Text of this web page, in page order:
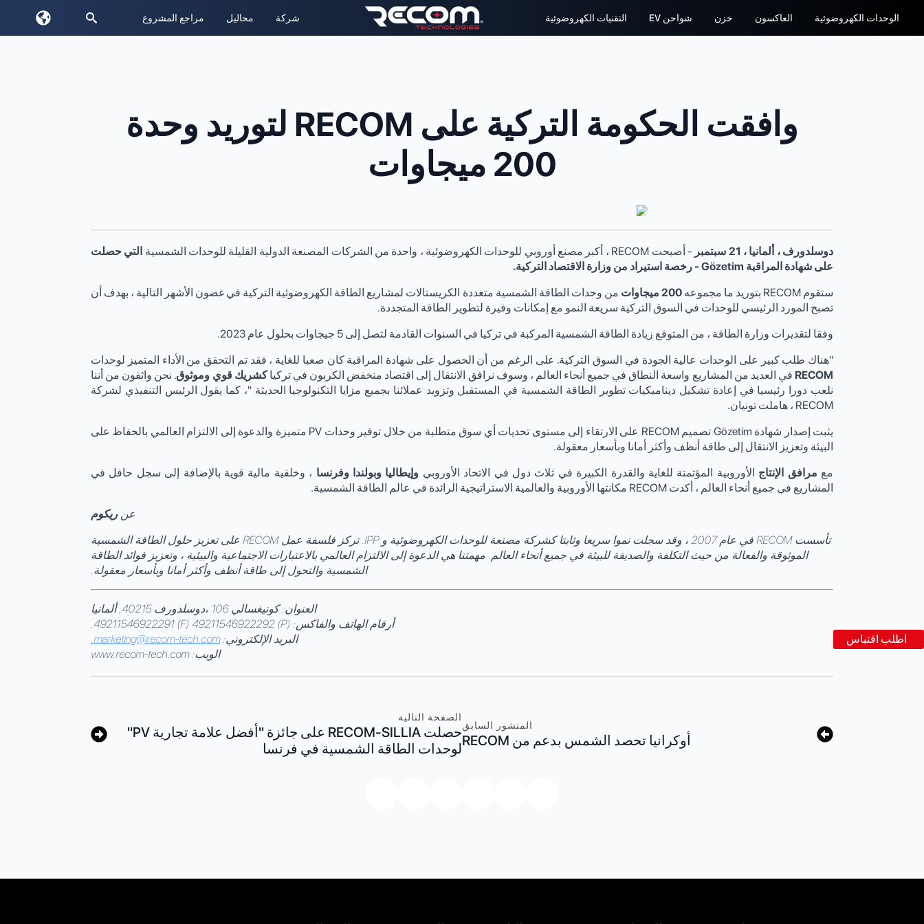
اطلب اقتباس
الوحدات الكهروضوئية العاكسون خزن شواحن EV التقنيات الكهروضوئية شركة محاليل مراجع المشروع
وافقت الحكومة التركية على RECOM لتوريد وحدة
200 ميجاوات
دوسلدورف ، ألمانيا ، 21 سبتمبر - أصبحت RECOM ، أكبر مصنع أوروبي للوحدات الكهروضوئية ، واحدة من الشركات المصنعة الدولية القليلة للوحدات الشمسية
التي حصلت
على شهادة المراقبة Gözetim - رخصة استيراد من وزارة الاقتصاد التركية.
ستقوم RECOM بتوريد ما مجموعه
200 ميجاوات
من وحدات الطاقة الشمسية متعددة الكريستالات لمشاريع الطاقة الكهروضوئية التركية في غضون الأشهر التالية ، بهدف أن
تصبح المورد الرئيسي للوحدات في السوق التركية سريعة النمو مع إمكانات وفيرة لتطوير الطاقة المتجددة.
وفقا لتقديرات وزارة الطاقة ، من المتوقع زيادة الطاقة الشمسية المركبة في تركيا في السنوات القادمة لتصل إلى 5 جيجاوات بحلول عام 2023.
"هناك طلب كبير على الوحدات عالية الجودة في السوق التركية. على الرغم من أن الحصول على شهادة المراقبة كان صعبا للغاية ، فقد تم التحقق من الأداء المتميز لوحدات
RECOM في العديد من المشاريع واسعة النطاق في جميع أنحاء العالم ، وسوف نرافق الانتقال إلى اقتصاد منخفض الكربون في تركياكشريك قوي وموثوق. نحن واثقون من أننا
نلعب دورا رئيسيا في إعادة تشكيل ديناميكيات تطوير الطاقة الشمسية في المستقبل وتزويد عملائنا بجميع مزايا التكنولوجيا الحديثة "، كما يقول الرئيس التنفيذي لشركة
RECOM ، هاملت تونيان.
يثبت إصدار شهادة Gözetim تصميم RECOM على الارتقاء إلى مستوى تحديات أي سوق متطلبة من خلال توفير وحدات PV متميزة والدعوة إلى الالتزام العالمي بالحفاظ على
البيئة وتعزيز الانتقال إلى طاقة أنظف وأكثر أمانا وبأسعار معقولة.
مع مرافق الإنتاج الأوروبية المؤتمتة للغاية والقدرة الكبيرة في ثلاث دول في الاتحاد الأوروبي وإيطاليا وبولندا وفرنسا ، وخلفية مالية قوية بالإضافة إلى سجل حافل في
المشاريع في جميع أنحاء العالم ، أكدت RECOM مكانتها الأوروبية والعالمية الاستراتيجية الرائدة في عالم الطاقة الشمسية.
عن ريكوم
تأسست RECOM في عام 2007 ، وقد سجلت نموا سريعا وثابتا كشركة مصنعة للوحدات الكهروضوئية و IPP. تركز فلسفة عمل RECOM على تعزيز حلول الطاقة الشمسية
الموثوقة والفعالة من حيث التكلفة والصديقة للبيئة في جميع أنحاء العالم. مهمتنا هي الدعوة إلى الالتزام العالمي بالاعتبارات الاجتماعية والبيئية ، وتعزيز فوائد الطاقة
الشمسية والتحول إلى طاقة أنظف وأكثر أمانا وبأسعار معقولة.
العنوان: كونيغسالي 106 ،
دوسلدورف 40215, ألمانيا
أرقام الهاتف والفاكس: (P) 49211546922291 (F) 49211546922292.
البريد الإلكتروني:marketing@recom-tech.com
.
الويب: www.recom-tech.com
المنشور السابق
أوكرانيا تحصد الشمس بدعم من RECOM
الصفحة التالية
حصلت RECOM-SILLIA على جائزة "أفضل علامة تجارية PV"
لوحدات الطاقة الشمسية في فرنسا